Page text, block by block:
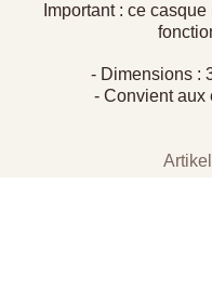
Important : ce
- Dimensions :
- Convient aux